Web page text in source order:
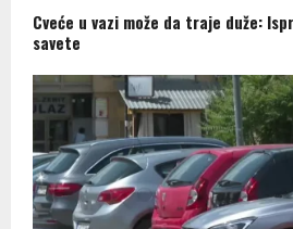
Cveće u vazi može da traje duže:
savete